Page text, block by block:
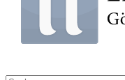
Suchen